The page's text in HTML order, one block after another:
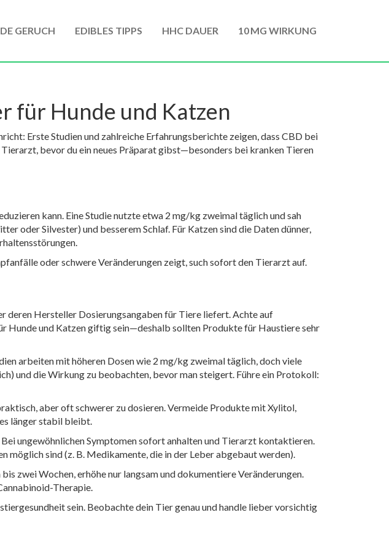
GERUCH EDIBLES TIPPS HHC DAUER 10 MG WIRKUNG
für Hunde und Katzen
Erste Studien und zahlreiche Erfahrungsberichte zeigen, dass CBD bei
bevor du ein neues Präparat gibst—besonders bei kranken Tieren
kann. Eine Studie nutzte etwa 2 mg/kg zweimal täglich und sah
oder Silvester) und besserem Schlaf. Für Katzen sind die Daten dünner,
oder schwere Veränderungen zeigt, such sofort den Tierarzt auf.
deren Hersteller Dosierungsangaben für Tiere liefert. Achte auf
Hunde und Katzen giftig sein—deshalb sollten Produkte für Haustiere sehr
arbeiten mit höheren Dosen wie 2 mg/kg zweimal täglich, doch viele
und die Wirkung zu beobachten, bevor man steigert. Führe ein Protokoll:
aber oft schwerer zu dosieren. Vermeide Produkte mit Xylitol,
länger stabil bleibt.
ungewöhnlichen Symptomen sofort anhalten und Tierarzt kontaktieren.
sind (z. B. Medikamente, die in der Leber abgebaut werden).
zwei Wochen, erhöhe nur langsam und dokumentiere Veränderungen.
Therapie.
sein. Beobachte dein Tier genau und handle lieber vorsichtig